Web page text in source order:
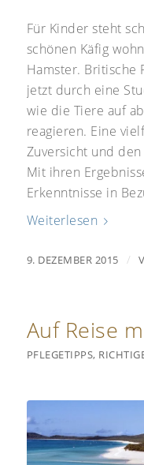
Für Kinder steht
schönen Käfig
Hamster. Britische
jetzt durch eine
wie die Tiere auf
reagieren. Eine
Zuversicht und
Mit ihren
Erkenntnisse in
Weiterlesen
9. DEZEMBER 2015 /
Auf Reise
PFLEGETIPPS,